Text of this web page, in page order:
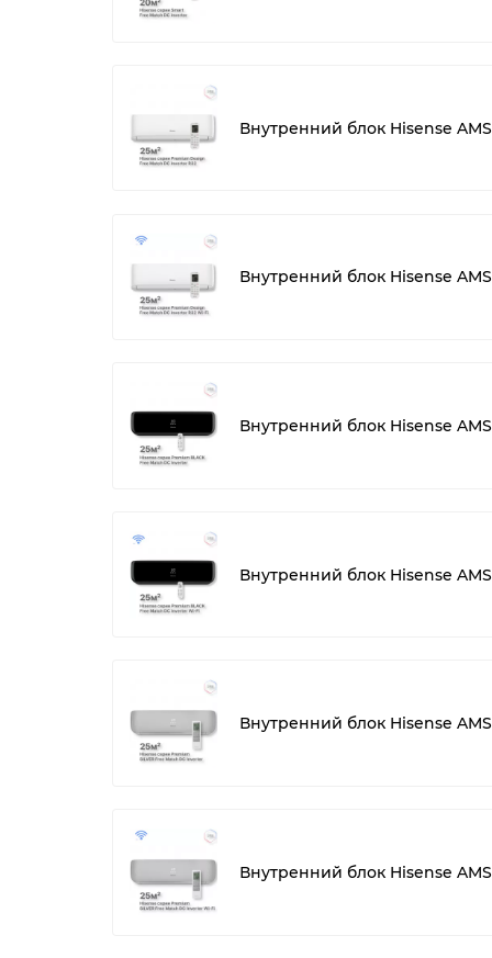
Внутренний блок Hisense
Внутренний блок Hisense
Внутренний блок Hisense
Внутренний блок Hisense
Внутренний блок Hisense
Внутренний блок Hisense